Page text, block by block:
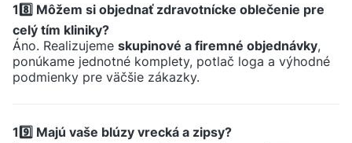
18️⃣ Môžem si objednať zdravotnícke oblečenie pre
celý tím kliniky?
Áno. Realizujeme skupinové a firemné objednávky,
ponúkame jednotné komplety, potlač loga a výhodné
podmienky pre väčšie zákazky.
19️⃣ Majú vaše blúzy vrecká a zipsy?